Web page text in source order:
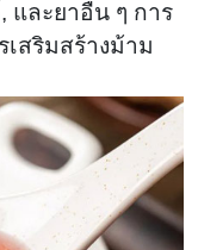
และยาอื่น ๆ การ
สริมสร้างม้าม